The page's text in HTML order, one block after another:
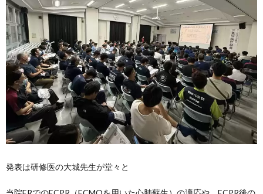
発表は研修医の大城先生が堂々と